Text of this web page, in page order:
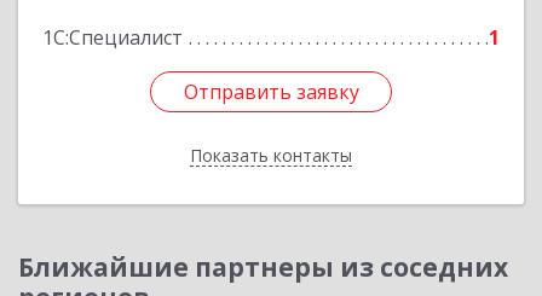
1С:Специалист 1
Отправить заявку
Показать контакты
Отправить заявку
Назад
Ближайшие партнеры из соседних